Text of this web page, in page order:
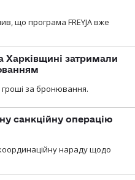
що програма FREYJA вже
Харківщині затримали
за бронювання.
санкційну операцію
нараду щодо